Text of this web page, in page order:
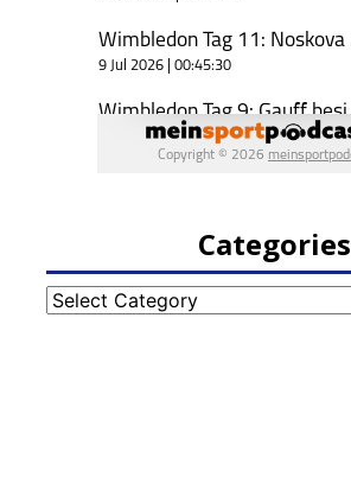
Categories
Categories